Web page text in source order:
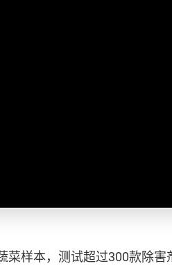
菜样本，测试超过300款除害